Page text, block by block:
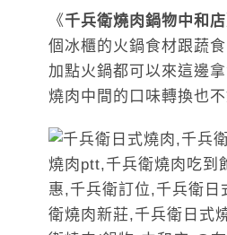
《千兵衛燒肉鍋物中和店
個冰櫃的火鍋食材跟蔬
加點火鍋都可以來這邊
燒肉中間的口味轉換也不